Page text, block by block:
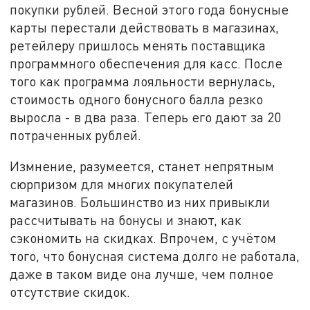
покупки рублей. Весной этого года бонусные
карты перестали действовать в магазинах,
ретейлеру пришлось менять поставщика
программного обеспечения для касс. После
того как программа лояльности вернулась,
стоимость одного бонусного балла резко
выросла - в два раза. Теперь его дают за 20
потраченных рублей.
Измнение, разумеется, станет непрятным
сюрпризом для многих покупателей
магазинов. Большинство из них привыкли
рассчитывать на бонусы и знают, как
сэкономить на скидках. Впрочем, с учётом
того, что бонусная система долго не работала,
даже в таком виде она лучше, чем полное
отсутствие скидок.